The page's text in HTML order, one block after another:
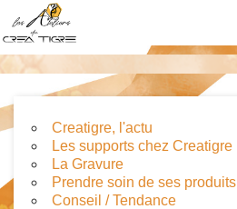
Creatigre, l'actu
Les supports chez Creatigre
La Gravure
Prendre soin de ses produits
Conseil / Tendance